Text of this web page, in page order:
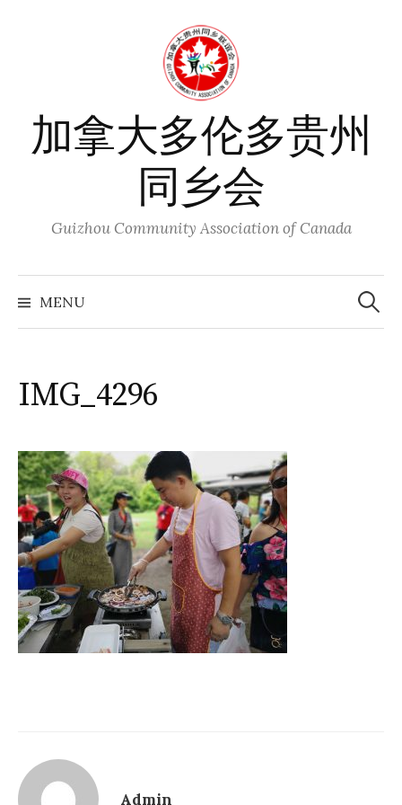
加拿大多伦多贵州
同乡会
Guizhou Community Association of Canada
MENU
Search
for:
IMG_4296
Admin